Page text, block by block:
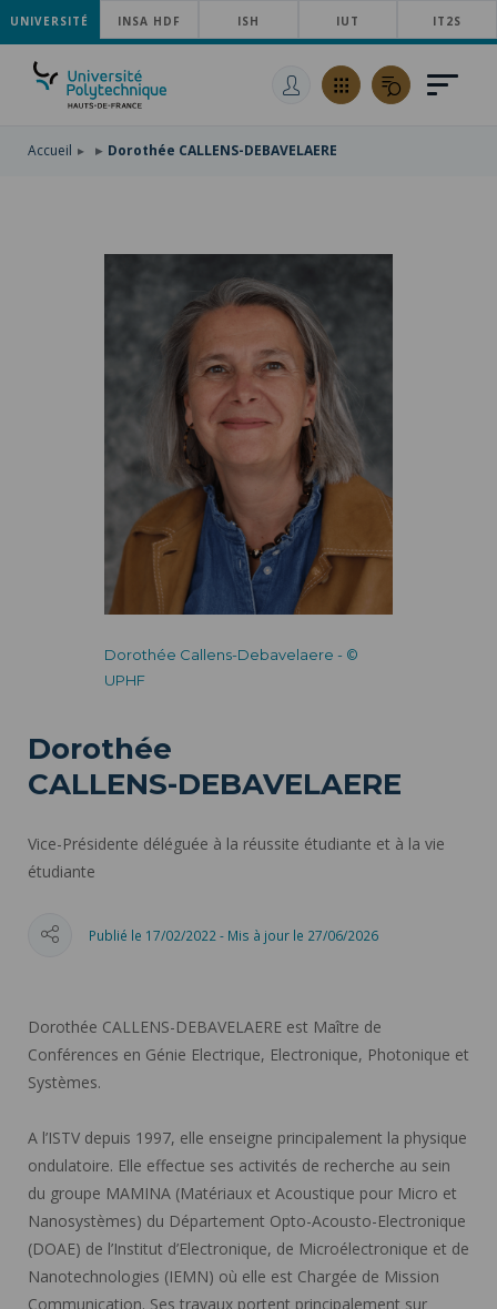
ACCÉDER
AU
MENU
PRINCIPAL
ALLER
AU
CONTENU
ACCÉDER
RECHERCHE
UNIVERSITÉ INSA HDF ISH IUT IT2S
Accueil Dorothée CALLENS-DEBAVELAERE
Dorothée Callens-Debavelaere - ©
UPHF
Dorothée
CALLENS-DEBAVELAERE
Vice-Présidente déléguée à la réussite étudiante et à la vie
étudiante
Publié le 17/02/2022 - Mis à jour le 27/06/2026
Dorothée CALLENS-DEBAVELAERE est Maître de
Conférences en Génie Electrique, Electronique, Photonique et
Systèmes.
A l’ISTV depuis 1997, elle enseigne principalement la physique
ondulatoire. Elle effectue ses activités de recherche au sein
du groupe MAMINA (Matériaux et Acoustique pour Micro et
Nanosystèmes) du Département Opto-Acousto-Electronique
(DOAE) de l’Institut d’Electronique, de Microélectronique et de
Nanotechnologies (IEMN) où elle est Chargée de Mission
Communication. Ses travaux portent principalement sur